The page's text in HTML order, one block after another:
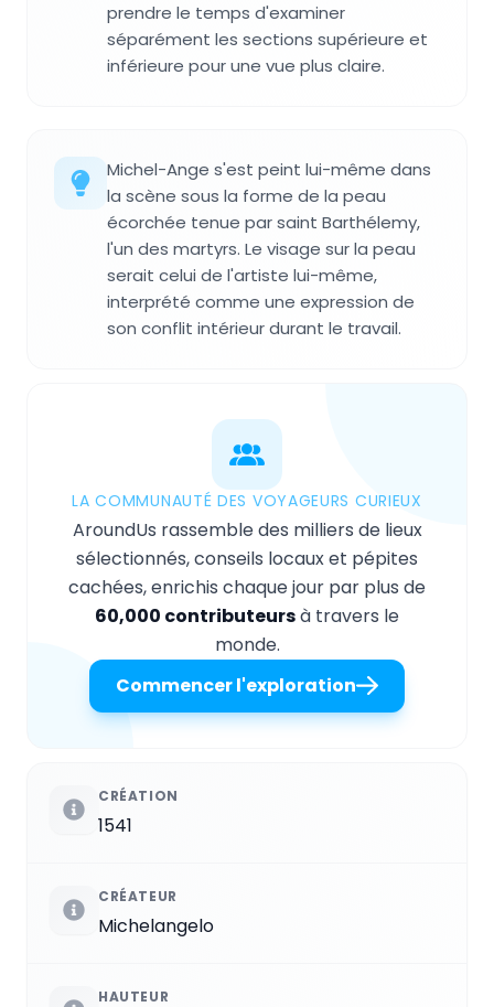
prendre le temps d'examiner
séparément les sections supérieure et
inférieure pour une vue plus claire.
Michel-Ange s'est peint lui-même dans
la scène sous la forme de la peau
écorchée tenue par saint Barthélemy,
l'un des martyrs. Le visage sur la peau
serait celui de l'artiste lui-même,
interprété comme une expression de
son conflit intérieur durant le travail.
LA COMMUNAUTÉ DES VOYAGEURS CURIEUX
AroundUs rassemble des milliers de lieux
sélectionnés, conseils locaux et pépites
cachées, enrichis chaque jour par plus de
60,000 contributeursà travers le
monde.
Commencer l'exploration
CRÉATION
1541
CRÉATEUR
Michelangelo
HAUTEUR